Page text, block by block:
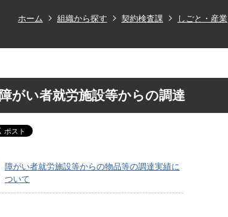
ホーム 組織から探す 契約検査課 しごと・産業
障がい者就労施設等からの調達
障がい者就労施設等からの物品等の調達実績に
ついて